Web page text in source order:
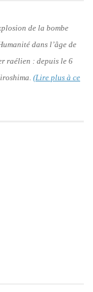
de la bombe
dans l’âge de
raélien : depuis le 6
iroshima. (Lire plus à ce